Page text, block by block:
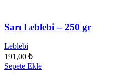
Sarı Leblebi – 250 gr
Leblebi
191,00 ₺
Sepete Ekle